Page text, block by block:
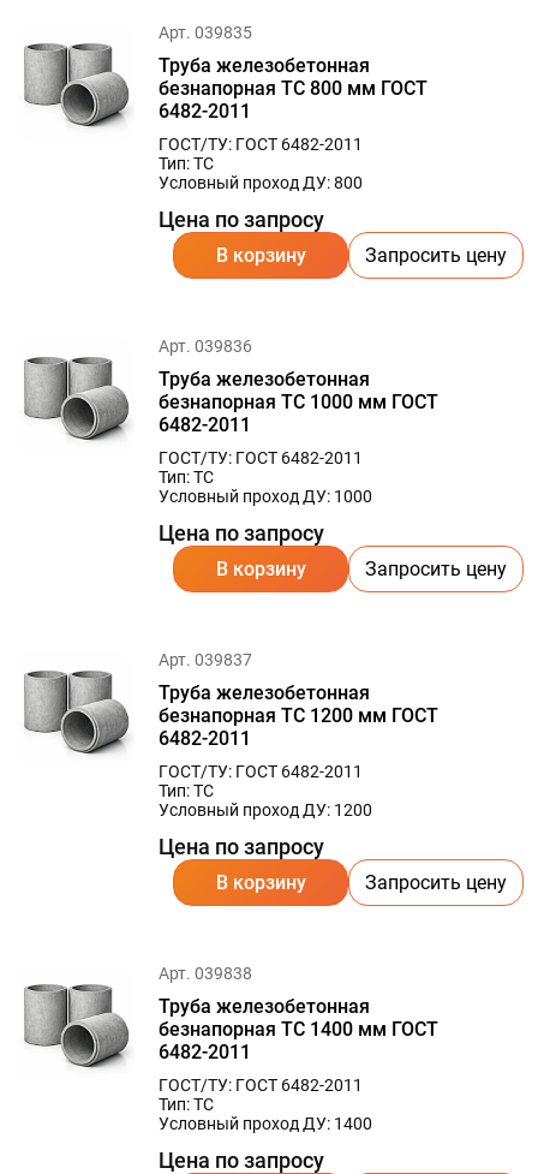
Арт. 039835
Труба железобетонная
безнапорная ТС 800 мм ГОСТ
6482-2011
ГОСТ/ТУ: ГОСТ 6482-2011
Тип: ТС
Условный проход ДУ: 800
Цена по запросу
В корзину Запросить цену
Арт. 039836
Труба железобетонная
безнапорная ТС 1000 мм ГОСТ
6482-2011
ГОСТ/ТУ: ГОСТ 6482-2011
Тип: ТС
Условный проход ДУ: 1000
Цена по запросу
В корзину Запросить цену
Арт. 039837
Труба железобетонная
безнапорная ТС 1200 мм ГОСТ
6482-2011
ГОСТ/ТУ: ГОСТ 6482-2011
Тип: ТС
Условный проход ДУ: 1200
Цена по запросу
В корзину Запросить цену
Арт. 039838
Труба железобетонная
безнапорная ТС 1400 мм ГОСТ
6482-2011
ГОСТ/ТУ: ГОСТ 6482-2011
Тип: ТС
Условный проход ДУ: 1400
Цена по запросу